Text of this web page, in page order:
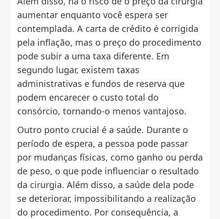
aumentar enquanto você espera ser
contemplada. A carta de crédito é corrigida
pela inflação, mas o preço do procedimento
pode subir a uma taxa diferente. Em
segundo lugar, existem taxas
administrativas e fundos de reserva que
podem encarecer o custo total do
consórcio, tornando-o menos vantajoso.
Outro ponto crucial é a saúde. Durante o
período de espera, a pessoa pode passar
por mudanças físicas, como ganho ou perda
de peso, o que pode influenciar o resultado
da cirurgia. Além disso, a saúde dela pode
se deteriorar, impossibilitando a realização
do procedimento. Por consequência, a